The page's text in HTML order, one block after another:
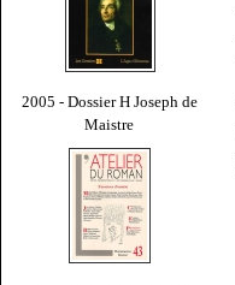
2005 - Dossier H Joseph de
Maistre